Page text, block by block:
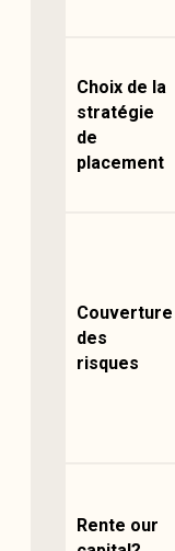
Choix de la
stratégie
de
placement
Couverture
des
risques
Rente our